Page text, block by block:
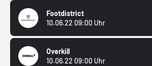
Footdistrict
10.06.22 09:00 Uhr
Overkill
10.06.22 09:00 Uhr